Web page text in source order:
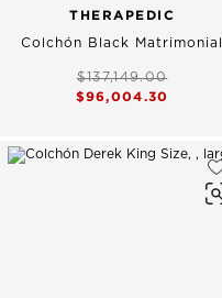
THERAPEDIC
Colchón Black Matrimonial
$137,149.00
$96,004.30